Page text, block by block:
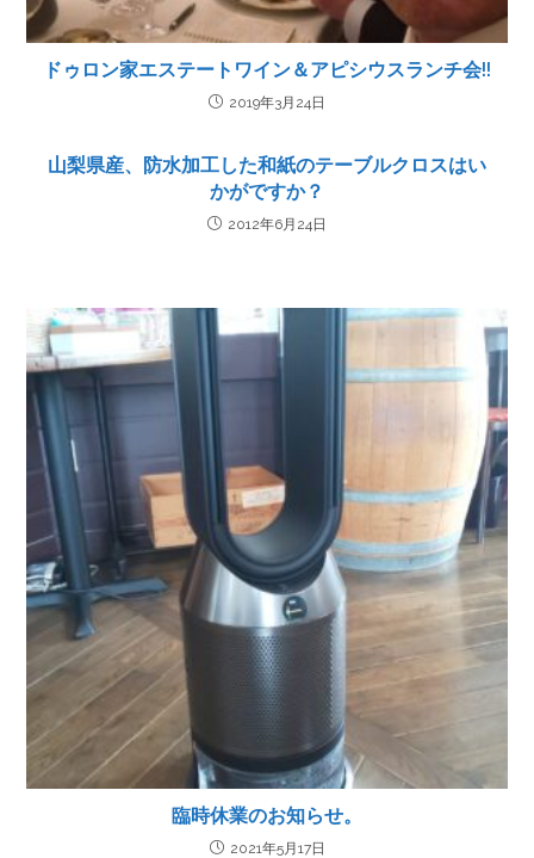
ドゥロン家エステートワイン＆アピシウスランチ会!!
2019年3月24日
山梨県産、防水加工した和紙のテーブルクロスはい
かがですか？
2012年6月24日
臨時休業のお知らせ。
2021年5月17日